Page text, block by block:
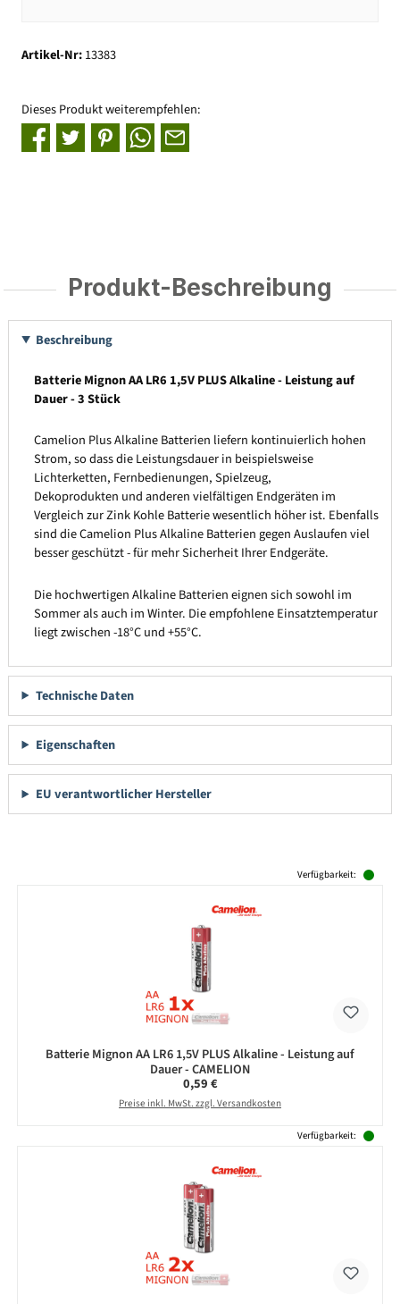
Artikel-Nr:13383
Dieses Produkt weiterempfehlen:
Produkt-Beschreibung
Beschreibung
Batterie Mignon AA LR6 1,5V PLUS Alkaline - Leistung auf
Dauer - 3 Stück
Camelion Plus Alkaline Batterien liefern kontinuierlich hohen
Strom, so dass die Leistungsdauer in beispielsweise
Lichterketten, Fernbedienungen, Spielzeug,
Dekoprodukten und anderen vielfältigen Endgeräten im
Vergleich zur Zink Kohle Batterie wesentlich höher ist. Ebenfalls
sind die Camelion Plus Alkaline Batterien gegen Auslaufen viel
besser geschützt - für mehr Sicherheit Ihrer Endgeräte.
Die hochwertigen Alkaline Batterien eignen sich sowohl im
Sommer als auch im Winter. Die empfohlene Einsatztemperatur
liegt zwischen -18°C und +55°C.
Technische Daten
Eigenschaften
EU verantwortlicher Hersteller
Verfügbarkeit:
Batterie Mignon AA LR6 1,5V PLUS Alkaline - Leistung auf
Dauer - CAMELION
Regulärer Preis:
0,59 €
Preise inkl. MwSt. zzgl. Versandkosten
Verfügbarkeit: